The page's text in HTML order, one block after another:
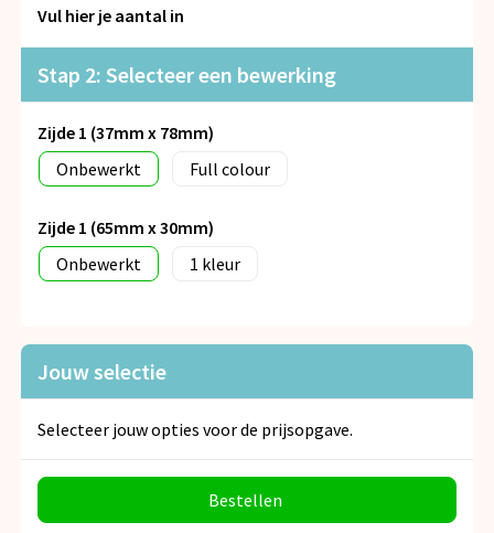
Snoepgoed
Spellen voor binnen en buiten
Veiligheid, Auto en Fiets
Vrije tijd en Strand
Anti-stress
Vul hier je aantal in
Stap 2: Selecteer een bewerking
Zijde 1 (37mm x 78mm)
Onbewerkt
Full colour
Zijde 1 (65mm x 30mm)
Onbewerkt
1
Jouw selectie
Selecteer jouw opties voor de prijsopgave.
Bestellen